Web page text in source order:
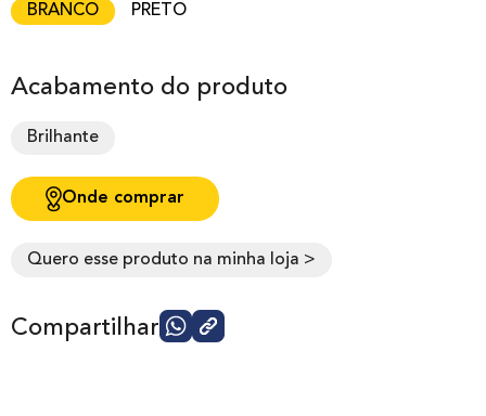
BRANCO PRETO
Acabamento do produto
Brilhante
Onde comprar
Quero esse produto na minha loja >
Compartilhar